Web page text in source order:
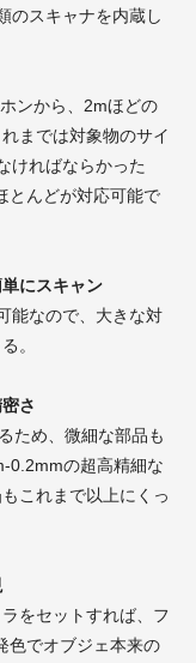
のスキャナを内蔵し
ンから、2mほどの
までは対象物のサイ
ければならかった
とんどが対応可能で
にスキャン
能なので、大きな対
。
さ
ため、微細な部品も
0.2mmの超高精細な
これまで以上にくっ
をセットすれば、フ
色でオブジェ本来の